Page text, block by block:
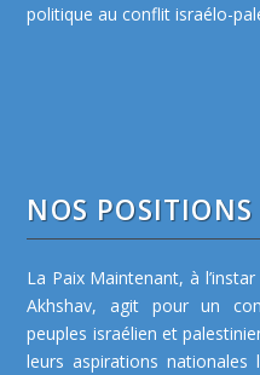
politique au conflit israélo-
NOS POSITIONS
La Paix Maintenant, à
Akhshav, agit pour un
peuples israélien et
leurs aspirations